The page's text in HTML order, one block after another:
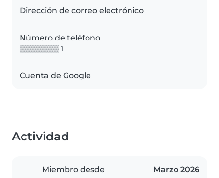
Dirección de correo electrónico
Número de teléfono
▒▒▒▒▒▒▒▒ 1
Cuenta de Google
Actividad
Miembro desde Marzo 2026